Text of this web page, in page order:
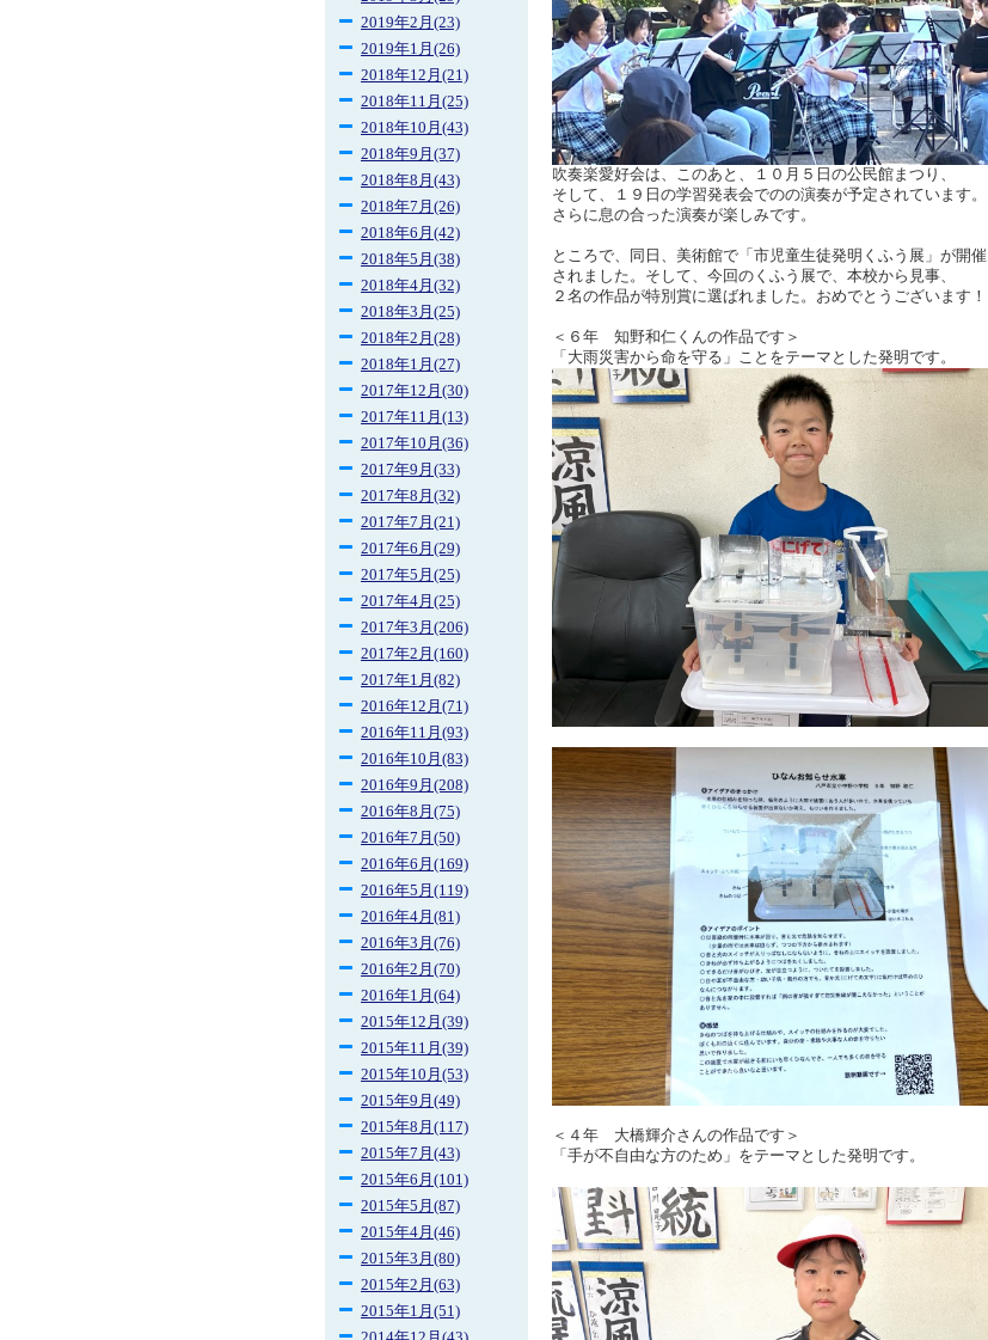
2019年2月(23)
2019年1月(26)
2018年12月(21)
2018年11月(25)
2018年10月(43)
2018年9月(37)
2018年8月(43)
2018年7月(26)
2018年6月(42)
2018年5月(38)
2018年4月(32)
2018年3月(25)
2018年2月(28)
2018年1月(27)
2017年12月(30)
2017年11月(13)
2017年10月(36)
2017年9月(33)
2017年8月(32)
2017年7月(21)
2017年6月(29)
2017年5月(25)
2017年4月(25)
2017年3月(206)
2017年2月(160)
2017年1月(82)
2016年12月(71)
2016年11月(93)
2016年10月(83)
2016年9月(208)
2016年8月(75)
2016年7月(50)
2016年6月(169)
2016年5月(119)
2016年4月(81)
2016年3月(76)
2016年2月(70)
2016年1月(64)
2015年12月(39)
2015年11月(39)
2015年10月(53)
2015年9月(49)
2015年8月(117)
2015年7月(43)
2015年6月(101)
2015年5月(87)
2015年4月(46)
2015年3月(80)
2015年2月(63)
2015年1月(51)
吹奏楽愛好会は、このあと、１０月５日の公民館まつり、
そして、１９日の学習発表会でのの演奏が予定されています。
さらに息の合った演奏が楽しみです。
ところで、同日、美術館で「市児童生徒発明くふう展」が開催
されました。そして、今回のくふう展で、本校から見事、
２名の作品が特別賞に選ばれました。おめでとうございます！
＜６年 知野和仁くんの作品です＞
「大雨災害から命を守る」ことをテーマとした発明です。
＜４年 大橋輝介さんの作品です＞
「手が不自由な方のため」をテーマとした発明です。